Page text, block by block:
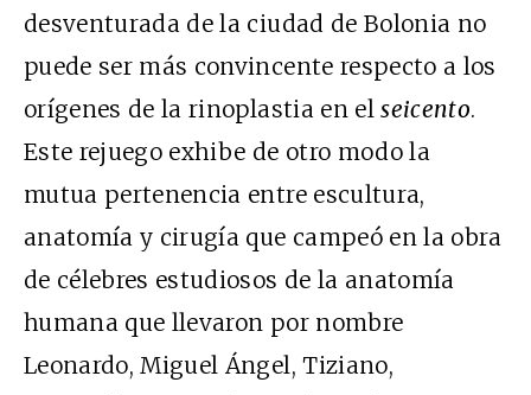
desventurada de la ciudad de Bolonia no
puede ser más convincente respecto a los
orígenes de la rinoplastia en elseicento.
Este rejuego exhibe de otro modo la
mutua pertenencia entre escultura,
anatomía y cirugía que campeó en la obra
de célebres estudiosos de la anatomía
humana que llevaron por nombre
Leonardo, Miguel Ángel, Tiziano,